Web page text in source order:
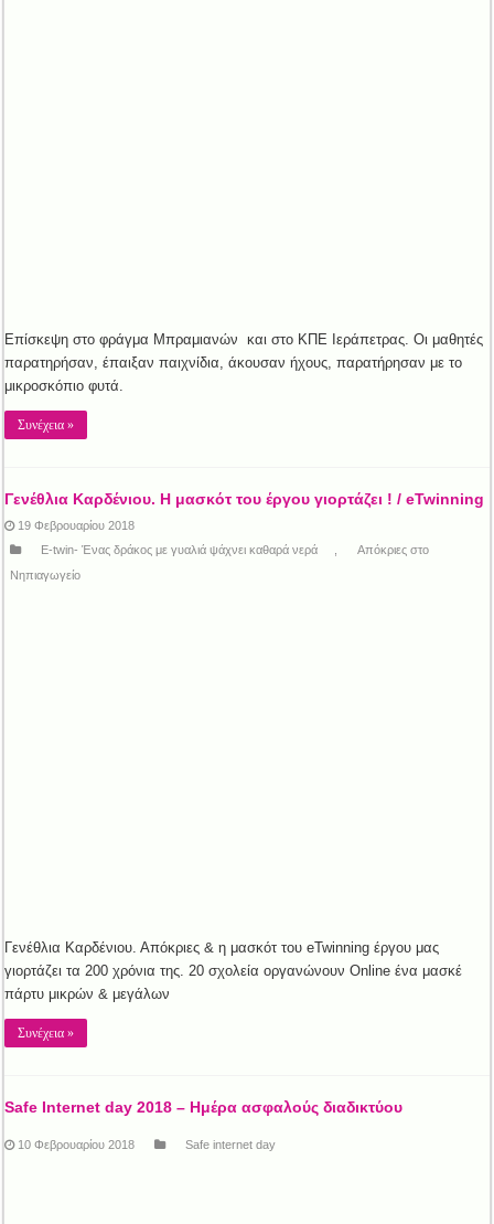
Επίσκεψη στο φράγμα Μπραμιανών και στο ΚΠΕ Ιεράπετρας. Οι μαθητές
παρατηρήσαν, έπαιξαν παιχνίδια, άκουσαν ήχους, παρατήρησαν με το
μικροσκόπιο φυτά.
Συνέχεια »
Γενέθλια Kαρδένιου. Η μασκότ του έργου γιορτάζει ! / eTwinning
19 Φεβρουαρίου 2018
E-twin- Ένας δράκος με γυαλιά ψάχνει καθαρά νερά
Απόκριες στο
Νηπιαγωγείο
Γενέθλια Kαρδένιου. Απόκριες & η μασκότ του eTwinning έργου μας
γιορτάζει τα 200 χρόνια της. 20 σχολεία οργανώνουν Online ένα μασκέ
πάρτυ μικρών & μεγάλων
Συνέχεια »
Safe Internet day 2018 – Ημέρα ασφαλούς διαδικτύου
10 Φεβρουαρίου 2018 Safe internet day